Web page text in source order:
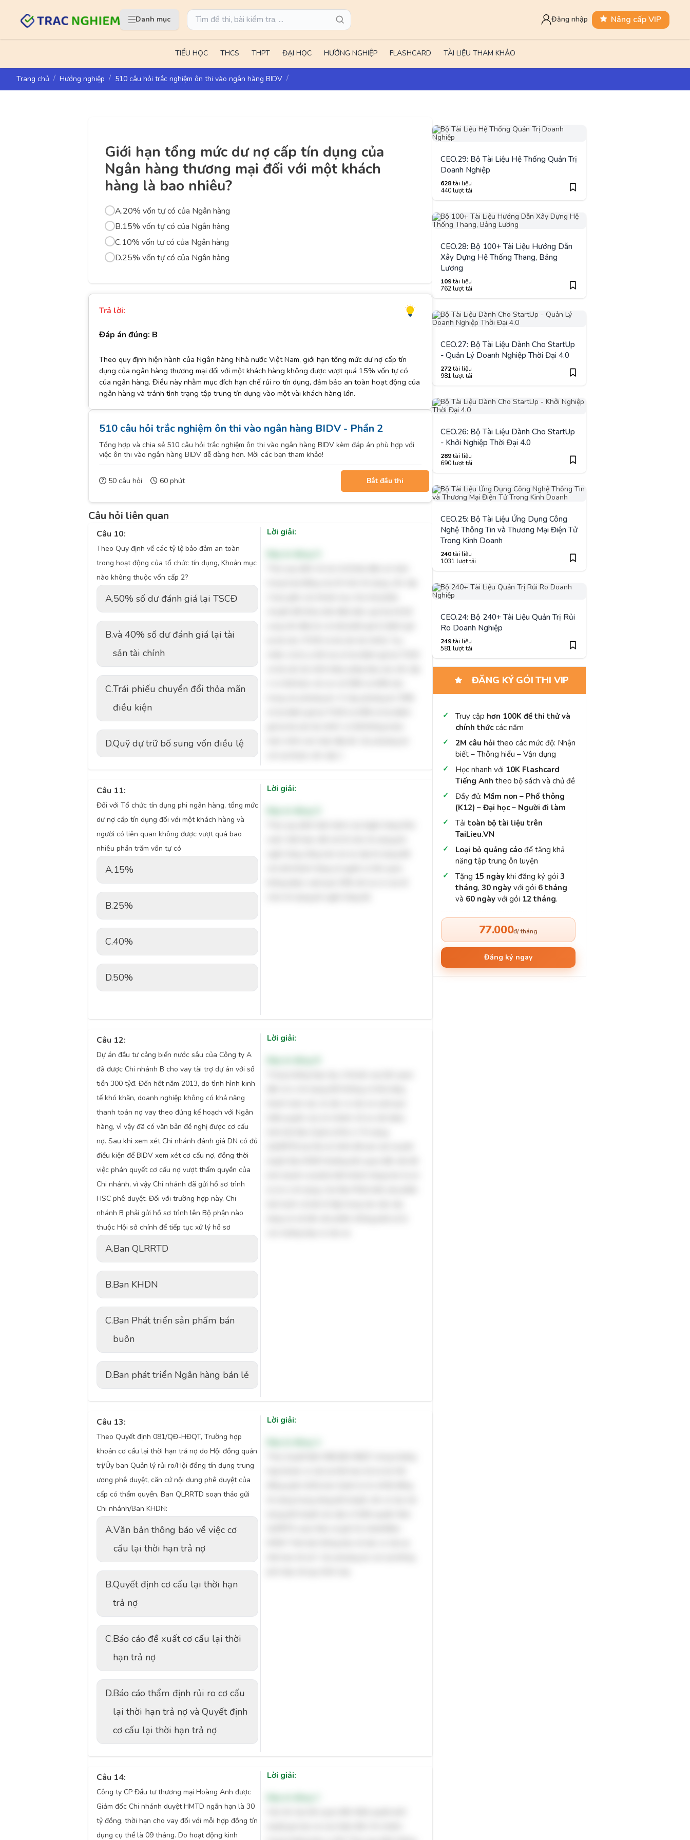
Danh mục Đăng nhập Nâng cấp VIP
TIỂU HỌC THCS THPT ĐẠI HỌC HƯỚNG NGHIỆP FLASHCARD TÀI LIỆU THAM KHẢO
Trang chủ Hướng nghiệp 510 câu hỏi trắc nghiệm ôn thi vào ngân hàng BIDV
Giới hạn tổng mức dư nợ cấp tín dụng của
Ngân hàng thương mại đối với một khách
hàng là bao nhiêu?
A.20% vốn tự có của Ngân hàng
B.15% vốn tự có của Ngân hàng
C.10% vốn tự có của Ngân hàng
D.25% vốn tự có của Ngân hàng
Trả lời:
Đáp án đúng: B
Theo quy định hiện hành của Ngân hàng Nhà nước Việt Nam, giới hạn tổng mức dư nợ cấp tín
dụng của ngân hàng thương mại đối với một khách hàng không được vượt quá 15% vốn tự có
của ngân hàng. Điều này nhằm mục đích hạn chế rủi ro tín dụng, đảm bảo an toàn hoạt động của
ngân hàng và tránh tình trạng tập trung tín dụng vào một vài khách hàng lớn.
510 câu hỏi trắc nghiệm ôn thi vào ngân hàng BIDV - Phần 2
Tổng hợp và chia sẻ 510 câu hỏi trắc nghiệm ôn thi vào ngân hàng BIDV kèm đáp án phù hợp với
việc ôn thi vào ngân hàng BIDV dễ dàng hơn. Mời các bạn tham khảo!
50 câu hỏi 60 phút Bắt đầu thi
Câu hỏi liên quan
Câu 10:
Theo Quy định về các tỷ lệ bảo đảm an toàn
trong hoạt động của tổ chức tín dụng, Khoản mục
nào không thuộc vốn cấp 2?
A.50% số dư đánh giá lại TSCĐ
B.và 40% số dư đánh giá lại tài
sản tài chính
C.Trái phiếu chuyển đổi thỏa mãn
điều kiện
D.Quỹ dự trữ bổ sung vốn điều lệ
Lời giải:
Câu 11:
Đối với Tổ chức tín dụng phi ngân hàng, tổng mức
dư nợ cấp tín dụng đối với một khách hàng và
người có liên quan không được vượt quá bao
nhiêu phần trăm vốn tự có
A.15%
B.25%
C.40%
D.50%
Lời giải:
Câu 12:
Dự án đầu tư cảng biển nước sâu của Công ty A
đã được Chi nhánh B cho vay tài trợ dự án với số
tiền 300 tỷđ. Đến hết năm 2013, do tình hình kinh
tế khó khăn, doanh nghiệp không có khả năng
thanh toán nợ vay theo đúng kế hoạch với Ngân
hàng, vì vậy đã có văn bản đề nghị được cơ cấu
nợ. Sau khi xem xét Chi nhánh đánh giá DN có đủ
điều kiện để BIDV xem xét cơ cấu nợ, đồng thời
việc phán quyết cơ cấu nợ vượt thẩm quyền của
Chi nhánh, vì vậy Chi nhánh đã gửi hồ sơ trình
HSC phê duyệt. Đối với trường hợp này, Chi
nhánh B phải gửi hồ sơ trình lên Bộ phận nào
thuộc Hội sở chính để tiếp tục xử lý hồ sơ
A.Ban QLRRTD
B.Ban KHDN
C.Ban Phát triển sản phẩm bán
buôn
D.Ban phát triển Ngân hàng bán lẻ
Lời giải:
Câu 13:
Theo Quyết định 081/QĐ-HĐQT, Trường hợp
khoản cơ cấu lại thời hạn trả nợ do Hội đồng quản
trị/Ủy ban Quản lý rủi ro/Hội đồng tín dụng trung
ương phê duyệt, căn cứ nội dung phê duyệt của
cấp có thẩm quyền, Ban QLRRTD soạn thảo gửi
Chi nhánh/Ban KHDN:
A.Văn bản thông báo về việc cơ
cấu lại thời hạn trả nợ
B.Quyết định cơ cấu lại thời hạn
trả nợ
C.Báo cáo đề xuất cơ cấu lại thời
hạn trả nợ
D.Báo cáo thẩm định rủi ro cơ cấu
lại thời hạn trả nợ và Quyết định
cơ cấu lại thời hạn trả nợ
Lời giải:
Câu 14:
Công ty CP Đầu tư thương mại Hoàng Anh được
Giám đốc Chi nhánh duyệt HMTD ngắn hạn là 30
tỷ đồng, thời hạn cho vay đối với mỗi hợp đồng tín
dụng cụ thể là 09 tháng. Do hoạt động kinh
Lời giải:
CEO.29: Bộ Tài Liệu Hệ Thống Quản Trị
Doanh Nghiệp
628tài liệu
440 lượt tải
CEO.28: Bộ 100+ Tài Liệu Hướng Dẫn
Xây Dựng Hệ Thống Thang, Bảng
Lương
109tài liệu
762 lượt tải
CEO.27: Bộ Tài Liệu Dành Cho StartUp
- Quản Lý Doanh Nghiệp Thời Đại 4.0
272tài liệu
981 lượt tải
CEO.26: Bộ Tài Liệu Dành Cho StartUp
- Khởi Nghiệp Thời Đại 4.0
289tài liệu
690 lượt tải
CEO.25: Bộ Tài Liệu Ứng Dụng Công
Nghệ Thông Tin và Thương Mại Điện Tử
Trong Kinh Doanh
240tài liệu
1031 lượt tải
CEO.24: Bộ 240+ Tài Liệu Quản Trị Rủi
Ro Doanh Nghiệp
249tài liệu
581 lượt tải
ĐĂNG KÝ GÓI THI VIP
Truy cập hơn 100K đề thi thử và
chính thứccác năm
2M câu hỏi theo các mức độ: Nhận
biết – Thông hiểu – Vận dụng
Học nhanh với 10K Flashcard
Tiếng Anh theo bộ sách và chủ đề
Đầy đủ: Mầm non – Phổ thông
(K12) – Đại học – Người đi làm
Tải toàn bộ tài liệu trên
TaiLieu.VN
Loại bỏ quảng cáo để tăng khả
năng tập trung ôn luyện
Tặng 15 ngày khi đăng ký gói 3
tháng, 30 ngày với gói 6 tháng
và 60 ngày với gói 12 tháng.
77.000đ/ tháng
Đăng ký ngay